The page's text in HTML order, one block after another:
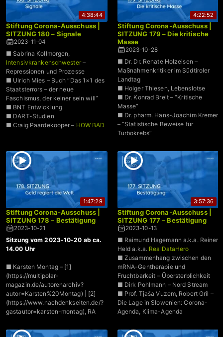
4:38:44
Stiftung Corona-Ausschuss |
SITZUNG 180 – Signale
2023-11-04
■ Sabrina Kollmorgen,
Intensivkrankenschwester–
Repressionen und Prozesse
■ Ulrich Mies – Buch “Das 1×1 des
Staatsterrors – der neue
Faschismus, der keiner sein will”
■ BNT Entwicklung
■ DART-Studien
■ Craig Paardekooper – HOW BAD
4:22:52
Stiftung Corona-Ausschuss |
SITZUNG 179 – Die kritische
Masse
2023-10-28
■ Dr. Dr. Renate Holzeisen –
Maßnahmenkritiker im Südtiroler
Landtag
■ Holger Thiesen, Lebenslotse
■ Dr. Konrad Breit – “Kritische
Masse”
■ Dr. pharm. Hans-Joachim Kremer
– “Statistische Beweise für
Turbokrebs”
1:47:29
Stiftung Corona-Ausschuss |
SITZUNG 178 – Bestätigung
2023-10-21
Sitzung vom 2023-10-20 ab ca.
14.00 Uhr
■ Karsten Montag – [1]
(https://multipolar-
magazin.de/autorenarchiv?
autor=Karsten%20Montag) | [2]
(https://www.nachdenkseiten.de/?
gastautor=karsten-montag), RA
Wodarg
3:57:36
Stiftung Corona-Ausschuss |
SITZUNG 177 – Bestätigung
2023-10-13
■ Raimund Hagemann a.k.a. Reiner
Held a.k.a. RealDataHero
■ Zusammenhang zwischen den
mRNA-Gentherapie und
Fruchtbarkeit – Übersterblichkeit
■ Dirk Pohlmann – Nord Stream
■ Prof. Tjaša Vuzem, Robert Gril –
Die Lage in Slowenien: Corona-
Agenda, Klima-Agenda